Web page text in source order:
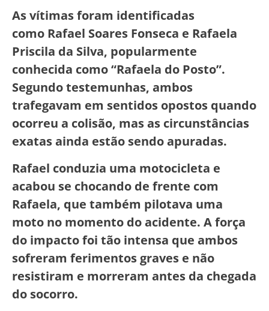
As vítimas foram identificadas
como Rafael Soares Fonseca e Rafaela
Priscila da Silva, popularmente
conhecida como “Rafaela do Posto”.
Segundo testemunhas, ambos
trafegavam em sentidos opostos quando
ocorreu a colisão, mas as circunstâncias
exatas ainda estão sendo apuradas.
Rafael conduzia uma motocicleta e
acabou se chocando de frente com
Rafaela, que também pilotava uma
moto no momento do acidente. A força
do impacto foi tão intensa que ambos
sofreram ferimentos graves e não
resistiram e morreram antes da chegada
do socorro.